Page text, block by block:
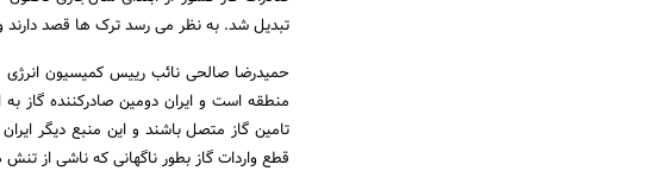
تبدیل شد. به نظر می رسد ترک ها قصد دارند
حمیدرضا صالحی نائب رییس کمیسیون انرژی
منطقه است و ایران دومین صادرکننده
تامین گاز متصل باشند و این منبع دیگر
قطع واردات گاز بطور ناگهانی که ناشی از